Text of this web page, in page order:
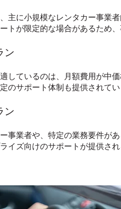
主に小規模なレンタカー事業
トが限定的な場合があるため
ン
しているのは、月額費用が中
のサポート体制も提供されて
ン
事業者や、特定の業務要件が
イズ向けのサポートが提供さ